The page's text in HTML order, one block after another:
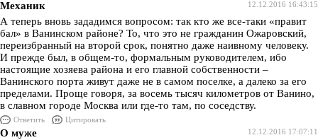
12.12.2016 16:43:15
Механик
А теперь вновь зададимся вопросом: так кто же все-таки «правит
бал» в Ванинском районе? То, что это не гражданин Ожаровский,
переизбранный на второй срок, понятно даже наивному человеку.
И прежде был, в общем-то, формальным руководителем, ибо
настоящие хозяева района и его главной собственности –
Ванинского порта живут даже не в самом поселке, а далеко за его
пределами. Проще говоря, за восемь тысяч километров от Ванино,
в славном городе Москва или где-то там, по соседству.
Ответить
Цитировать
12.12.2016 17:07:11
О муже